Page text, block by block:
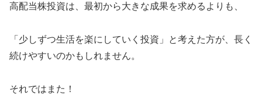
高配当株投資は、最初から大きな成果を求めるよりも、
「少しずつ生活を楽にしていく投資」と考えた方が、長く
続けやすいのかもしれません。
それではまた！